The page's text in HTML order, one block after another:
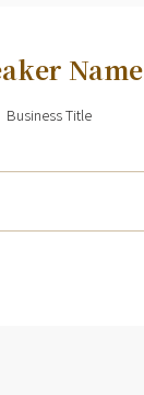
Name
Business Title